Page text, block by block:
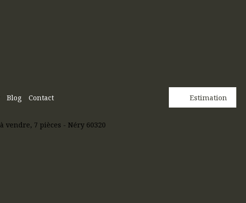
Blog Contact Estimation